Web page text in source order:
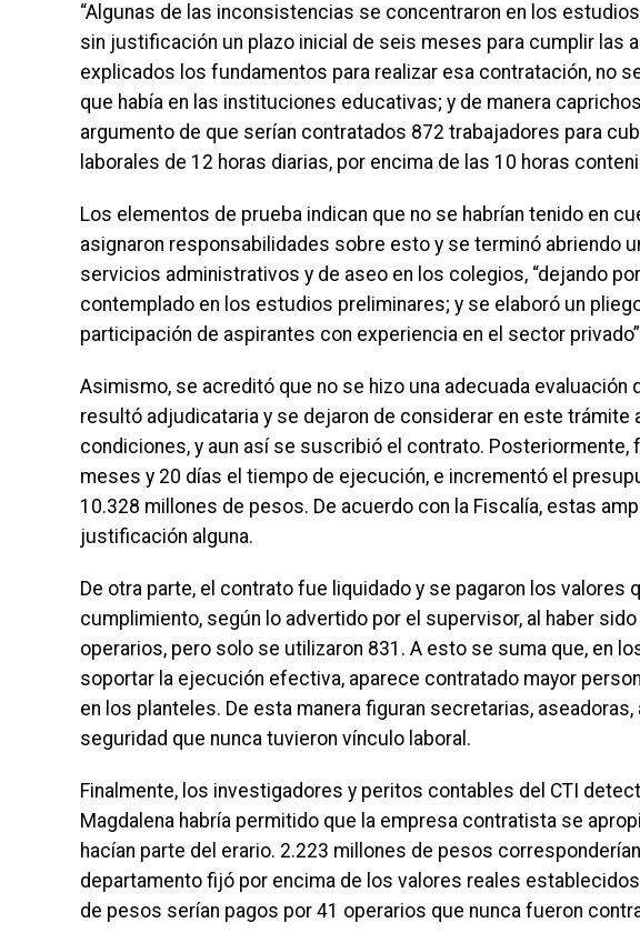
“Algunas de las inconsistencias se concentraron en los
sin justificación un plazo inicial de seis meses para cumplir las
explicados los fundamentos para realizar esa contratación, no
que había en las instituciones educativas; y de manera
argumento de que serían contratados 872 trabajadores para
laborales de 12 horas diarias, por encima de las 10 horas
Los elementos de prueba indican que no se habrían tenido en
asignaron responsabilidades sobre esto y se terminó abriendo
servicios administrativos y de aseo en los colegios, “dejando
contemplado en los estudios preliminares; y se elaboró un
participación de aspirantes con experiencia en el sector
Asimismo, se acreditó que no se hizo una adecuada evaluación
resultó adjudicataria y se dejaron de considerar en este
condiciones, y aun así se suscribió el contrato. Posteriormente,
meses y 20 días el tiempo de ejecución, e incrementó el
10.328 millones de pesos. De acuerdo con la Fiscalía, estas
justificación alguna.
De otra parte, el contrato fue liquidado y se pagaron los valores
cumplimiento, según lo advertido por el supervisor, al haber
operarios, pero solo se utilizaron 831. A esto se suma que, en
soportar la ejecución efectiva, aparece contratado mayor
en los planteles. De esta manera figuran secretarias,
seguridad que nunca tuvieron vínculo laboral.
Finalmente, los investigadores y peritos contables del CTI
Magdalena habría permitido que la empresa contratista se
hacían parte del erario. 2.223 millones de pesos
departamento fijó por encima de los valores reales
de pesos serían pagos por 41 operarios que nunca fueron